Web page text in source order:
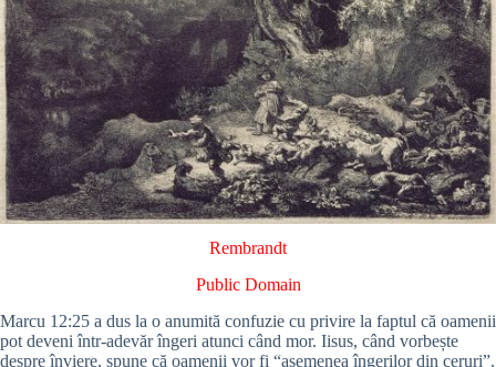
Rembrandt
Public Domain
Marcu 12:25 a dus la o anumită confuzie cu privire la faptul că oamenii
pot deveni într-adevăr îngeri atunci când mor. Iisus, când vorbește
despre înviere, spune că oamenii vor fi “asemenea îngerilor din ceruri”.